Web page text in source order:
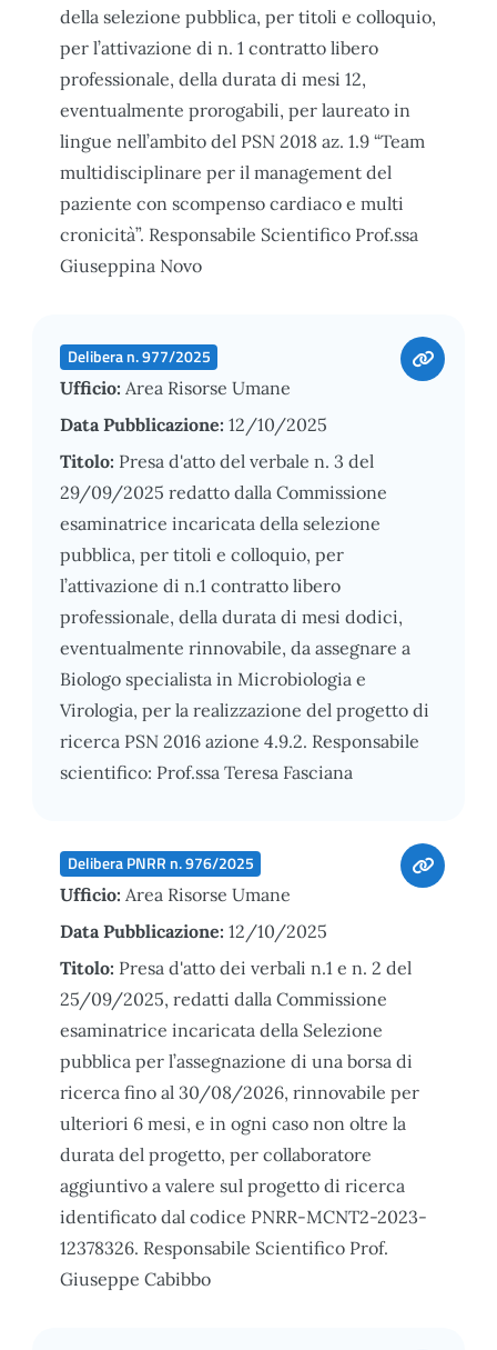
della selezione pubblica, per titoli e colloquio,
per l’attivazione di n. 1 contratto libero
professionale, della durata di mesi 12,
eventualmente prorogabili, per laureato in
lingue nell’ambito del PSN 2018 az. 1.9 “Team
multidisciplinare per il management del
paziente con scompenso cardiaco e multi
cronicità”. Responsabile Scientifico Prof.ssa
Giuseppina Novo
Delibera n. 977/2025
Ufficio: Area Risorse Umane
Data Pubblicazione: 12/10/2025
Titolo: Presa d'atto del verbale n. 3 del
29/09/2025 redatto dalla Commissione
esaminatrice incaricata della selezione
pubblica, per titoli e colloquio, per
l’attivazione di n.1 contratto libero
professionale, della durata di mesi dodici,
eventualmente rinnovabile, da assegnare a
Biologo specialista in Microbiologia e
Virologia, per la realizzazione del progetto di
ricerca PSN 2016 azione 4.9.2. Responsabile
scientifico: Prof.ssa Teresa Fasciana
Delibera PNRR n. 976/2025
Ufficio: Area Risorse Umane
Data Pubblicazione: 12/10/2025
Titolo: Presa d'atto dei verbali n.1 e n. 2 del
25/09/2025, redatti dalla Commissione
esaminatrice incaricata della Selezione
pubblica per l’assegnazione di una borsa di
ricerca fino al 30/08/2026, rinnovabile per
ulteriori 6 mesi, e in ogni caso non oltre la
durata del progetto, per collaboratore
aggiuntivo a valere sul progetto di ricerca
identificato dal codice PNRR-MCNT2-2023-
12378326. Responsabile Scientifico Prof.
Giuseppe Cabibbo